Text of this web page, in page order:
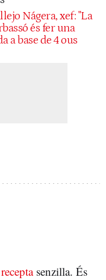
Nágera, xef: "La
és fer una
a base de 4 ous
receptasenzilla. És